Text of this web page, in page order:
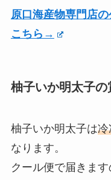
原口海産物専門店
こちら→
柚子いか明太子の
柚子いか明太子は冷
なります。
クール便で届きま